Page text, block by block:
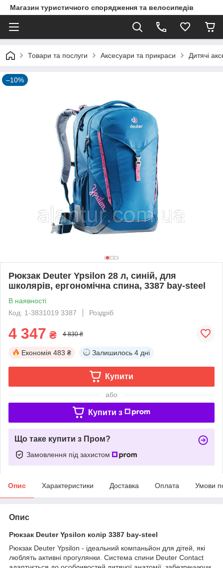
Магазин туристичного спорядження та велосипедів
Товари та послуги Аксесуари та прикраси Дитячі
–10%
Рюкзак Deuter Ypsilon 28 л, синій, для
школярів, ергономічна спина, 3387 bay-steel
В наявності
Код: 1-3831019 3387
Роздріб
4 347 ₴ 4 830 ₴
Економія 483 ₴ Залишилось 4 дні
Купити
або
Купити з
Що таке купити з Пром?
Замовлення під захистом
Опис Характеристики Доставка Оплата Умови
Опис
Рюкзак Deuter Ypsilon колір 3387 bay-steel
Рюкзак Deuter Ypsilon - ідеальний компаньйон для дітей, які
люблять активні прогулянки. Система спини Deuter Contact